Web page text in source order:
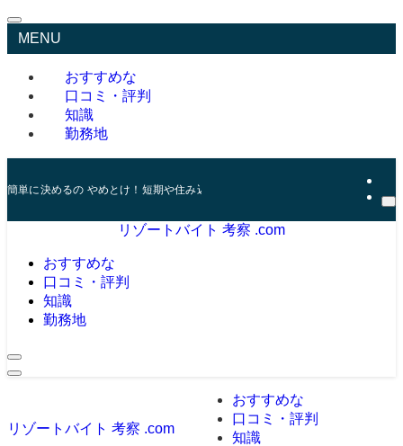
MENU
おすすめな
口コミ・評判
知識
勤務地
簡単に決めるの やめとけ！短期や住み込み おすすめリゾバの口コミと評価
リゾートバイト 考察 .com
おすすめな
口コミ・評判
知識
勤務地
リゾートバイト 考察 .com
おすすめな
口コミ・評判
知識